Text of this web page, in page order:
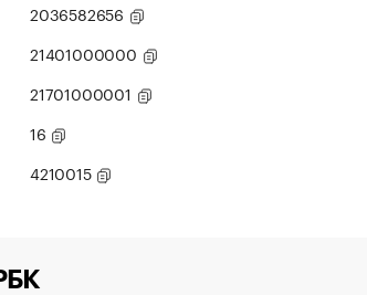
2036582656
21401000000
21701000001
16
4210015